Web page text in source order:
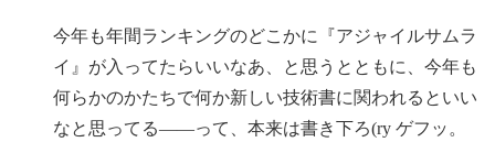
今年も年間ランキングのどこかに『アジャイルサムラ
イ』が入ってたらいいなあ、と思うとともに、今年も
何らかのかたちで何か新しい技術書に関われるといい
なと思ってる——って、本来は書き下ろ(ry ゲフッ。